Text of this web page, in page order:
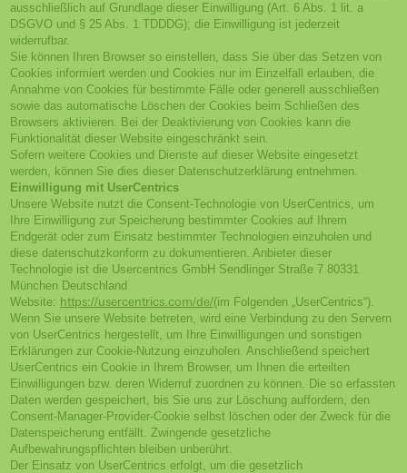
ausschließlich auf Grundlage dieser Einwilligung (Art. 6 Abs. 1 lit. a
DSGVO und § 25 Abs. 1 TDDDG); die Einwilligung ist jederzeit
widerrufbar.
Sie können Ihren Browser so einstellen, dass Sie über das Setzen von
Cookies informiert werden und Cookies nur im Einzelfall erlauben, die
Annahme von Cookies für bestimmte Fälle oder generell ausschließen
sowie das automatische Löschen der Cookies beim Schließen des
Browsers aktivieren. Bei der Deaktivierung von Cookies kann die
Funktionalität dieser Website eingeschränkt sein.
Sofern weitere Cookies und Dienste auf dieser Website eingesetzt
werden, können Sie dies dieser Datenschutzerklärung entnehmen.
Einwilligung mit UserCentrics
Unsere Website nutzt die Consent-Technologie von UserCentrics, um
Ihre Einwilligung zur Speicherung bestimmter Cookies auf Ihrem
Endgerät oder zum Einsatz bestimmter Technologien einzuholen und
diese datenschutzkonform zu dokumentieren. Anbieter dieser
Technologie ist die Usercentrics GmbH Sendlinger Straße 7 80331
München Deutschland
Website: https://usercentrics.com/de/(im Folgenden „UserCentrics“).
Wenn Sie unsere Website betreten, wird eine Verbindung zu den Servern
von UserCentrics hergestellt, um Ihre Einwilligungen und sonstigen
Erklärungen zur Cookie-Nutzung einzuholen. Anschließend speichert
UserCentrics ein Cookie in Ihrem Browser, um Ihnen die erteilten
Einwilligungen bzw. deren Widerruf zuordnen zu können. Die so erfassten
Daten werden gespeichert, bis Sie uns zur Löschung auffordern, den
Consent-Manager-Provider-Cookie selbst löschen oder der Zweck für die
Datenspeicherung entfällt. Zwingende gesetzliche
Aufbewahrungspflichten bleiben unberührt.
Der Einsatz von UserCentrics erfolgt, um die gesetzlich